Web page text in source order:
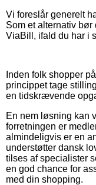
Vi foreslår generelt
Som et alternativ
ViaBill, ifald du har i
Inden folk shopper
princippet tage
en tidskrævende
En nem løsning kan
forretningen er
almindeligvis er en
understøtter dansk
tilses af specialister
en god chance for
med din shopping.